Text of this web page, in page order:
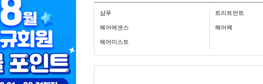
샴푸 트리트먼트
헤어에센스 헤어팩
헤어미스트